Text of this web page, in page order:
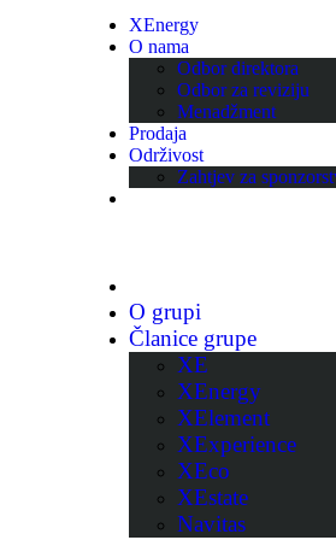
XEnergy
O nama
Odbor direktora
Odbor za reviziju
Menadžment
Prodaja
Održivost
Zahtjev za
O grupi
Članice grupe
XE
XEnergy
XElement
XExperience
XEco
XEstate
Navitas